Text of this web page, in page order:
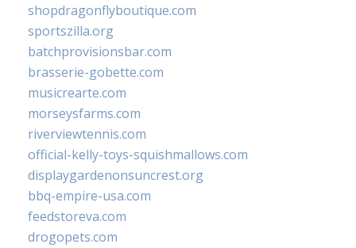
shopdragonflyboutique.com
sportszilla.org
batchprovisionsbar.com
brasserie-gobette.com
musicrearte.com
morseysfarms.com
riverviewtennis.com
official-kelly-toys-squishmallows.com
displaygardenonsuncrest.org
bbq-empire-usa.com
feedstoreva.com
drogopets.com